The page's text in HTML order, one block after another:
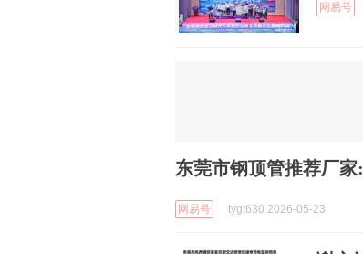
网易号
东莞市钢顶管推荐厂
网易号 tygt630 2026-05-23